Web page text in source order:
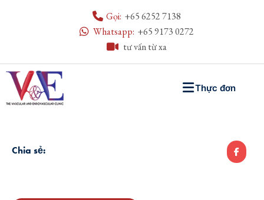
Gọi: +65 6252 7138
Whatsapp: +65 9173 0272
tư vấn từ xa
Thực đơn
Chia sẻ: